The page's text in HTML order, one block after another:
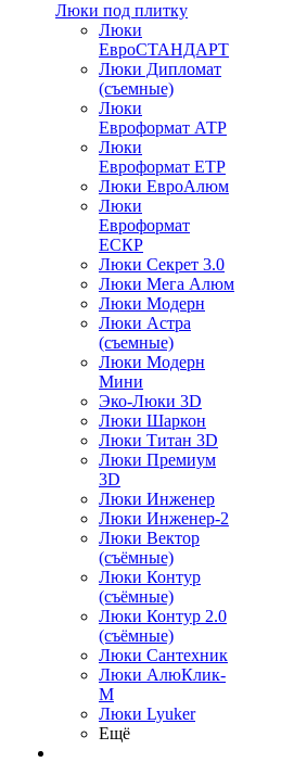
Люки под плитку
Люки
ЕвроСТАНДАРТ
Люки Дипломат
(съемные)
Люки
Евроформат АТР
Люки
Евроформат ЕТР
Люки ЕвроАлюм
Люки
Евроформат
ЕСКР
Люки Секрет 3.0
Люки Мега Алюм
Люки Модерн
Люки Астра
(съемные)
Люки Модерн
Мини
Эко-Люки 3D
Люки Шаркон
Люки Титан 3D
Люки Премиум
3D
Люки Инженер
Люки Инженер-2
Люки Вектор
(съёмные)
Люки Контур
(съёмные)
Люки Контур 2.0
(съёмные)
Люки Сантехник
Люки АлюКлик-
М
Люки Lyuker
Ещё